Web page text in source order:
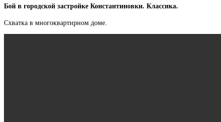
Бой в городской застройке Константиновки. Классика.
Схватка в многоквартирном доме.